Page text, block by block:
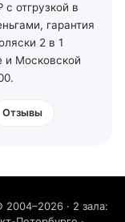
отгрузкой в
гарантия
2 в 1
и Московской
Отзывы
2004–2026 · 2 зала: